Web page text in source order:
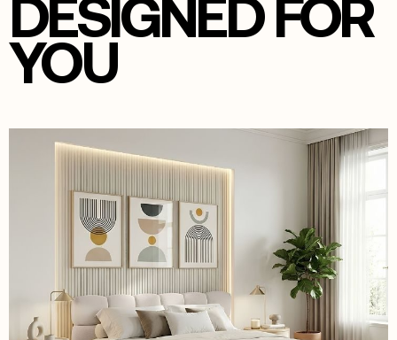
DESIGNED FOR
YOU